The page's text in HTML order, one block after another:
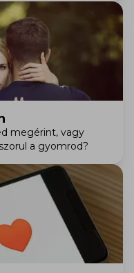
megérint, vagy
a gyomrod?